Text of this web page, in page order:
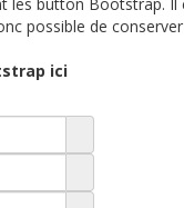
possible de
ici